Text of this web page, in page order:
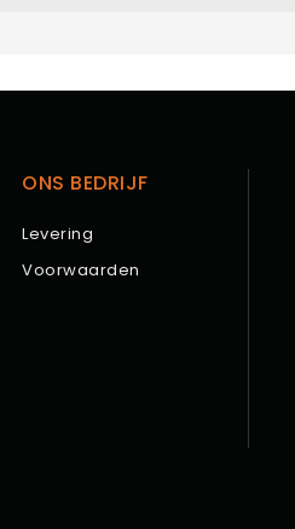
ONS BEDRIJF
Levering
Voorwaarden